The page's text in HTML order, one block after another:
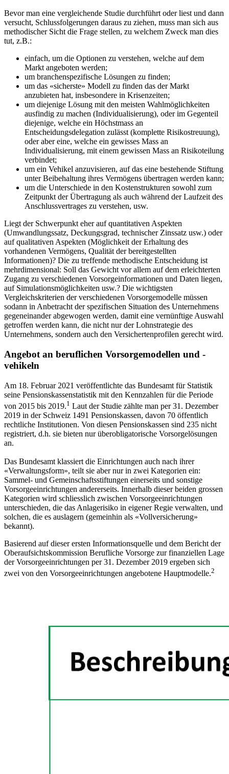
Bevor man eine vergleichende Studie durchführt oder liest und dann
versucht, Schlussfolgerungen daraus zu ziehen, muss man sich aus
methodischer Sicht die Frage stellen, zu welchem Zweck man dies
tut, z.B.:
einfach, um die Optionen zu verstehen, welche auf dem
Markt angeboten werden;
um branchenspezifische Lösungen zu finden;
um das «sicherste» Modell zu finden das der Markt
anzubieten hat, insbesondere in Krisenzeiten;
um diejenige Lösung mit den meisten Wahlmöglichkeiten
ausfindig zu machen (Individualisierung), oder im Gegenteil
diejenige, welche ein Höchstmass an
Entscheidungsdelegation zulässt (komplette Risikostreuung),
oder aber eine, welche ein gewisses Mass an
Individualisierung, mit einem gewissen Mass an Risikoteilung
verbindet;
um ein Vehikel anzuvisieren, auf das eine bestehende Stiftung
unter Beibehaltung ihres Vermögens übertragen werden kann;
um die Unterschiede in den Kostenstrukturen sowohl zum
Zeitpunkt der Übertragung als auch während der Laufzeit des
Anschlussvertrages zu verstehen, usw.
Liegt der Schwerpunkt eher auf quantitativen Aspekten
(Umwandlungssatz, Deckungsgrad, technischer Zinssatz usw.) oder
auf qualitativen Aspekten (Möglichkeit der Erhaltung des
vorhandenen Vermögens, Qualität der bereitgestellten
Informationen)? Die zu treffende methodische Entscheidung ist
mehrdimensional: Soll das Gewicht vor allem auf dem erleichterten
Zugang zu verschiedenen Vorsorgeinformationen und Daten liegen,
auf Simulationsmöglichkeiten usw.? Die wichtigsten
Vergleichskriterien der verschiedenen Vorsorgemodelle müssen
sodann in Anbetracht der spezifischen Situation des Unternehmens
gegeneinander abgewogen werden, damit eine vernünftige Auswahl
getroffen werden kann, die nicht nur der Lohnstrategie des
Unternehmens, sondern auch den Versichertenprofilen gerecht wird.
Angebot an beruflichen Vorsorgemodellen und -
vehikeln
Am 18. Februar 2021 veröffentlichte das Bundesamt für Statistik
seine Pensionskassenstatistik mit den Kennzahlen für die Periode
von 2015 bis 2019.1 Laut der Studie zählte man per 31. Dezember
2019 in der Schweiz 1491 Pensionskassen, davon 70 öffentlich
rechtliche Institutionen. Von diesen Pensionskassen sind 235 nicht
registriert, d.h. sie bieten nur überobligatorische Vorsorgelösungen
an.
Das Bundesamt klassiert die Einrichtungen auch nach ihrer
«Verwaltungsform», teilt sie aber nur in zwei Kategorien ein:
Sammel- und Gemeinschaftsstiftungen einerseits und sonstige
Vorsorgeeinrichtungen andererseits. Innerhalb dieser beiden grossen
Kategorien wird schliesslich zwischen Vorsorgeeinrichtungen
unterschieden, die das Anlagerisiko in eigener Regie verwalten, und
solchen, die es auslagern (gemeinhin als «Vollversicherung»
bekannt).
Basierend auf dieser ersten Informationsquelle und dem Bericht der
Oberaufsichtskommission Berufliche Vorsorge zur finanziellen Lage
der Vorsorgeeinrichtungen per 31. Dezember 2019 ergeben sich
zwei von den Vorsorgeeinrichtungen angebotene Hauptmodelle.2